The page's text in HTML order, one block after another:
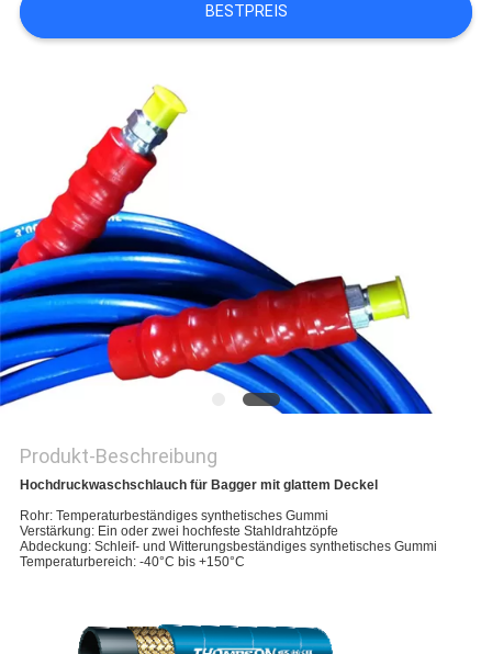
NACHRICHTEN
ZITAT
SITEMAP
PRIVACY
POLICY
BESTPREIS
Produkt-Beschreibung
Hochdruckwaschschlauch für Bagger mit glattem Deckel
Rohr: Temperaturbeständiges synthetisches Gummi
Verstärkung: Ein oder zwei hochfeste Stahldrahtzöpfe
Abdeckung: Schleif- und Witterungsbeständiges synthetisches Gummi
Temperaturbereich: -40°C bis +150°C